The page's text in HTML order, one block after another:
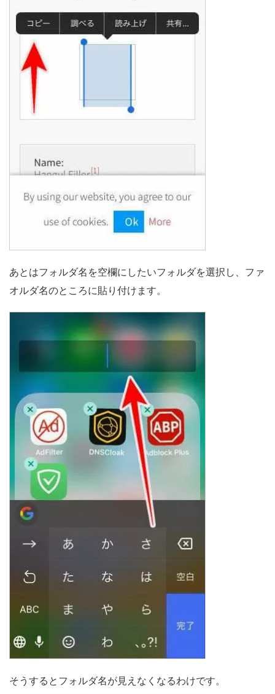
あとはフォルダ名を空欄にしたいフォルダを選択し、ファ
オルダ名のところに貼り付けます。
そうするとフォルダ名が見えなくなるわけです。